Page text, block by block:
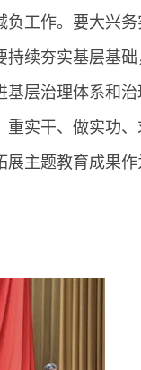
工作。要大兴
续夯实基层基
基层治理体系和
实干、做实功、
主题教育成果